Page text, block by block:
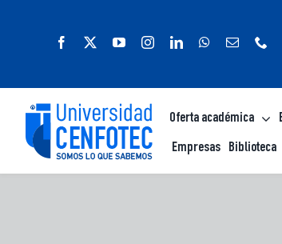
Oferta académica
Empresas Biblioteca